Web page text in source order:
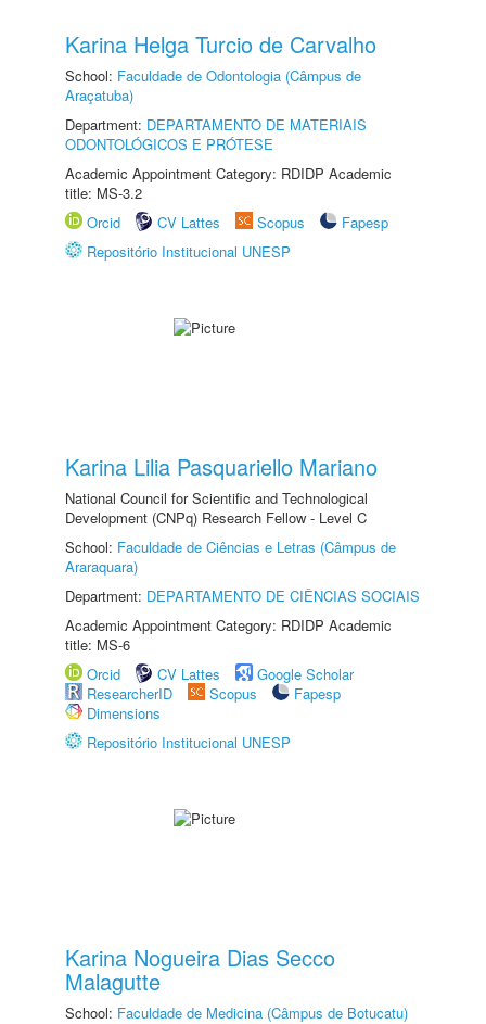
Karina Helga Turcio de Carvalho
School: Faculdade de Odontologia (Câmpus de
Araçatuba)
Department: DEPARTAMENTO DE MATERIAIS
ODONTOLÓGICOS E PRÓTESE
Academic Appointment Category: RDIDP Academic
title: MS-3.2
Orcid
CV Lattes Scopus
Fapesp
Repositório Institucional UNESP
Karina Lilia Pasquariello Mariano
National Council for Scientific and Technological
Development (CNPq) Research Fellow - Level C
School: Faculdade de Ciências e Letras (Câmpus de
Araraquara)
Department: DEPARTAMENTO DE CIÊNCIAS SOCIAIS
Academic Appointment Category: RDIDP Academic
title: MS-6
Orcid
CV Lattes
Google Scholar
ResearcherID
Scopus
Fapesp
Dimensions
Repositório Institucional UNESP
Karina Nogueira Dias Secco
Malagutte
School: Faculdade de Medicina (Câmpus de Botucatu)